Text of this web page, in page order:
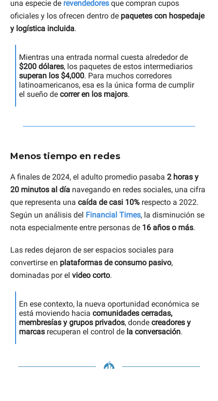
una especie de revendedores que compran cupos
oficiales y los ofrecen dentro de paquetes con hospedaje
y logística incluida.
Mientras una entrada normal cuesta alrededor de
$200 dólares, los paquetes de estos intermediarios
superan los $4,000. Para muchos corredores
latinoamericanos, esa es la única forma de cumplir
el sueño de correr en los majors.
Menos tiempo en redes
A finales de 2024, el adulto promedio pasaba 2 horas y
20 minutos al día navegando en redes sociales, una cifra
que representa una caída de casi 10% respecto a 2022.
Según un análisis del Financial Times, la disminución se
nota especialmente entre personas de 16 años o más.
Las redes dejaron de ser espacios sociales para
convertirse en plataformas de consumo pasivo,
dominadas por el video corto.
En ese contexto, la nueva oportunidad económica se
está moviendo hacia comunidades cerradas,
membresías y grupos privados, donde creadores y
marcas recuperan el control de la conversación.